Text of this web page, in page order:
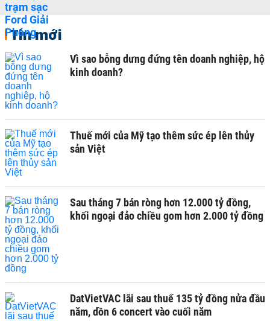
Tin mới
Vì sao bỗng dưng đứng tên doanh nghiệp, hộ
kinh doanh?
Thuế mới của Mỹ tạo thêm sức ép lên thủy
sản Việt
Sau tháng 7 bán ròng hơn 12.000 tỷ đồng,
khối ngoại đảo chiều gom hơn 2.000 tỷ đồng
DatVietVAC lãi sau thuế 135 tỷ đồng nửa đầu
năm, dồn 6 concert vào cuối năm